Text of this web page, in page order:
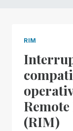
RIM
(RIM)